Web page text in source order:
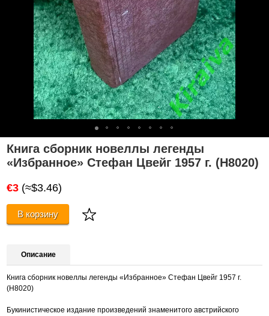
Книга сборник новеллы легенды
«Избранное» Стефан Цвейг 1957 г. (Н8020)
€3 (≈$3.46)
В корзину
Описание
Книга сборник новеллы легенды «Избранное» Стефан Цвейг 1957 г.
(Н8020)
Букинистическое издание произведений знаменитого австрийского